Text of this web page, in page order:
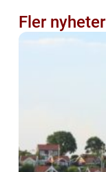
Fler nyheter